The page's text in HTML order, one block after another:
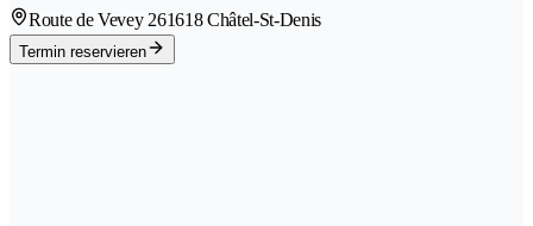
Route de Vevey 261618 Châtel-St-Denis
Termin reservieren